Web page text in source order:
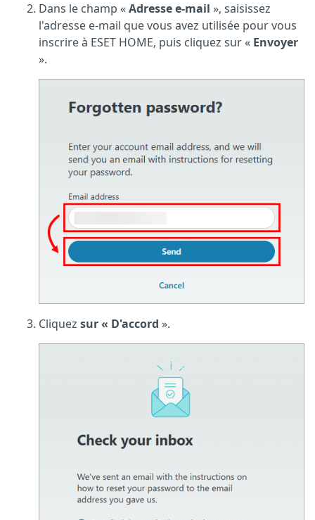
Dans le champ «Adresse e-mail », saisissez
l'adresse e-mail que vous avez utilisée pour vous
inscrire à ESET HOME, puis cliquez sur « Envoyer
».
Cliquez sur « D'accord ».